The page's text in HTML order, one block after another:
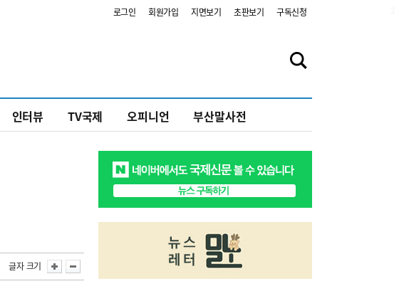
로그인 회원가입 지면보기 초판보기 구독신청
인터뷰 TV국제 오피니언 부산말사전
글자 크기